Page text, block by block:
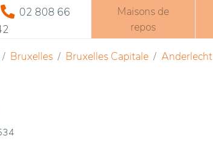
02 808 66
Maisons de
repos
Bruxelles Bruxelles Capitale Anderlecht